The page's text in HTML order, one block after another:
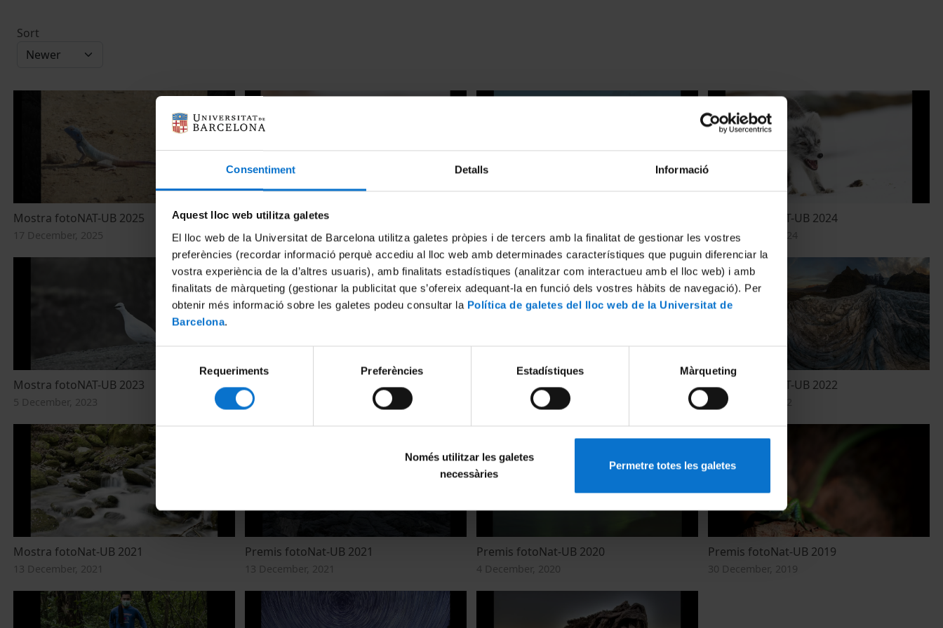
Consentiment Detalls Informació
Aquest lloc web utilitza galetes
El lloc web de la Universitat de Barcelona utilitza galetes pròpies i de tercers amb la finalitat de gestionar les vostres
preferències (recordar informació perquè accediu al lloc web amb determinades característiques que puguin diferenciar la
vostra experiència de la d’altres usuaris), amb finalitats estadístiques (analitzar com interactueu amb el lloc web) i amb
finalitats de màrqueting (gestionar la publicitat que s’ofereix adequant-la en funció dels vostres hàbits de navegació). Per
obtenir més informació sobre les galetes podeu consultar la Política de galetes del lloc web de la Universitat de
Barcelona.
de
consentiment
Requeriments Preferències Estadístiques Màrqueting
Només utilitzar les galetes
necessàries
Permetre totes les galetes
Sort
Mostra fotoNAT-UB 2025
17 December, 2025
Premis fotoNAT-UB 2025
17 December, 2025 10 December, 2024
Premis fotoNAT-UB 2024
10 December, 2024
Mostra fotoNAT-UB 2023
5 December, 2023
Premis fotoNAT-UB 2023
5 December, 2023
Mostra fotoNAT-UB 2022
5 December, 2022
Premis fotoNAT-UB 2022
5 December, 2022
Mostra fotoNat-UB 2021
13 December, 2021
Premis fotoNat-UB 2021
13 December, 2021
Premis fotoNat-UB 2020
4 December, 2020
Premis fotoNat-UB 2019
30 December, 2019